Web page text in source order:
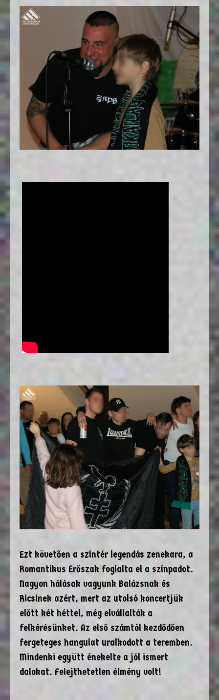
Ezt követően a színtér legendás zenekara, a
Romantikus Erőszak foglalta el a színpadot.
Nagyon hálásak vagyunk Balázsnak és
Ricsinek azért, mert az utolsó koncertjük
előtt két héttel, még elvállalták a
felkérésünket. Az első számtól kezdődően
fergeteges hangulat uralkodott a teremben.
Mindenki együtt énekelte a jól ismert
dalokat. Felejthetetlen élmény volt!